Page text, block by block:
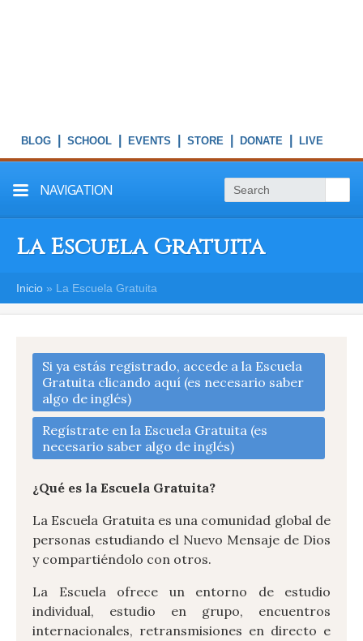
NAVIGATION
La Escuela Gratuita
Inicio » La Escuela Gratuita
Si ya estás registrado, accede a la Escuela
Gratuita clicando aquí (es necesario saber
algo de inglés)
Regístrate en la Escuela Gratuita (es
necesario saber algo de inglés)
¿Qué es la Escuela Gratuita?
La Escuela Gratuita es una comunidad global de
personas estudiando el Nuevo Mensaje de Dios
y compartiéndolo con otros.
La Escuela ofrece un entorno de estudio
individual, estudio en grupo, encuentros
internacionales, retransmisiones en directo e